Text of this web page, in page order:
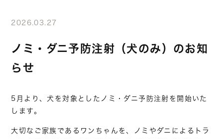
2026.03.27
ノミ・ダニ予防注射（犬のみ）のお知
らせ
5月より、犬を対象としたノミ・ダニ予防注射を開始いた
します。
大切なご家族であるワンちゃんを、ノミやダニによるトラ